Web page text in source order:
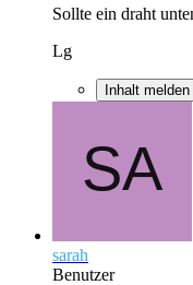
Sollte ein draht
Lg
Inhalt melden
sarah
Benutzer